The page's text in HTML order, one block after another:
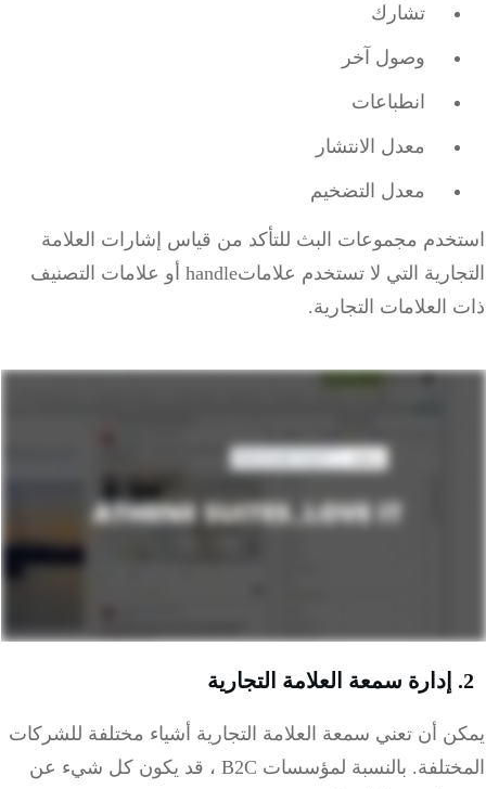
تشارك
وصول آخر
انطباعات
معدل الانتشار
معدل التضخيم
مجموعات البث للتأكد من قياس إشارات العلامة
التجارية التي لا تستخدم علاماتhandle أو علامات التصنيف
العلامات التجارية.
أن تعني سمعة العلامة التجارية أشياء مختلفة للشركات
بالنسبة لمؤسسات B2C ، قد يكون كل شيء عن